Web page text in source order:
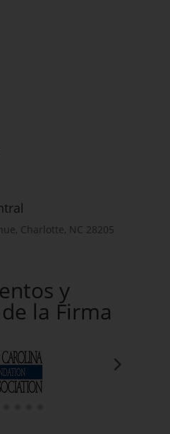
Charlotte, NC 28205
y
la Firma